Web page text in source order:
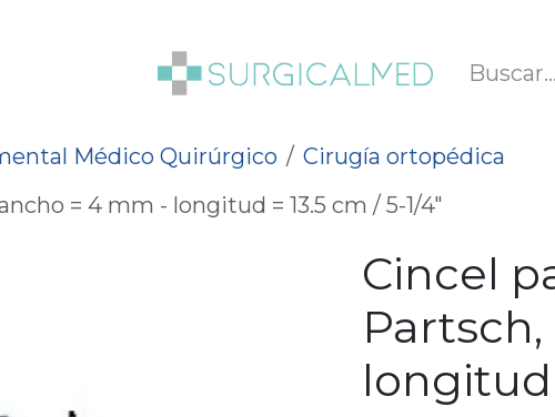
Médico Quirúrgico
Cirugía ortopédica
= 4 mm - longitud = 13.5 cm / 5-1/4"
Cincel
longitud